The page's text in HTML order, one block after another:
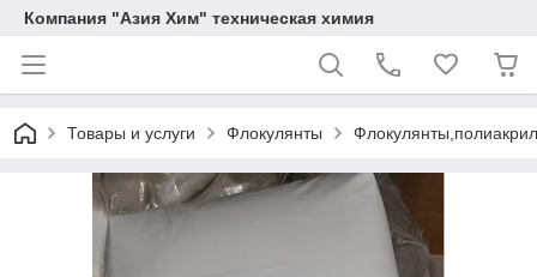
Компания "Азия Хим" техническая химия
Товары и услуги Флокулянты